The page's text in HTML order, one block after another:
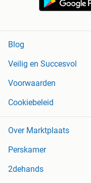
Blog
Veilig en Succesvol
Voorwaarden
Cookiebeleid
Over Marktplaats
Perskamer
2dehands